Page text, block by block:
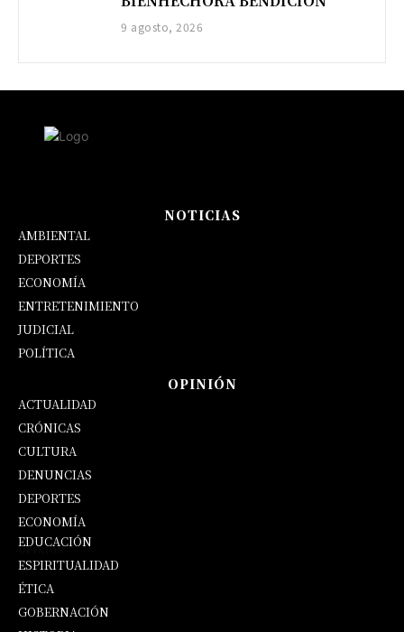
9 agosto, 2026
NOTICIAS
AMBIENTAL
DEPORTES
ECONOMÍA
ENTRETENIMIENTO
JUDICIAL
POLÍTICA
OPINIÓN
ACTUALIDAD
CRÓNICAS
CULTURA
DENUNCIAS
DEPORTES
ECONOMÍA
OPINIÓN
EDUCACIÓN
ESPIRITUALIDAD
ÉTICA
GOBERNACIÓN